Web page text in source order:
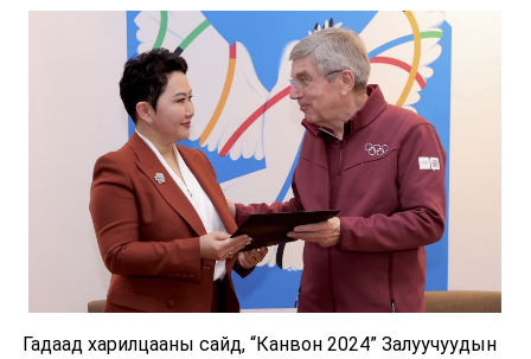
Гадаад харилцааны сайд, “Канвон 2024” Залуучуудын